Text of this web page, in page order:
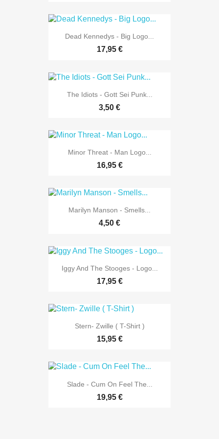
Dead Kennedys - Big Logo...
17,95 €
The Idiots - Gott Sei Punk...
3,50 €
Minor Threat - Man Logo...
16,95 €
Marilyn Manson - Smells...
4,50 €
Iggy And The Stooges - Logo...
17,95 €
Stern- Zwille ( T-Shirt )
15,95 €
Slade - Cum On Feel The...
19,95 €